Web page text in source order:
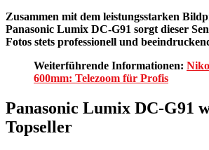
Zusammen mit dem leistungsstarken
Panasonic Lumix DC-G91 sorgt dieser
Fotos stets professionell und
Weiterführende Informationen:
600mm: Telezoom für Profis
Panasonic Lumix DC-G91
Topseller